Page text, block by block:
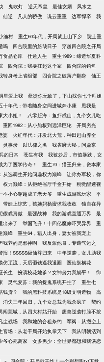
鬼吹灯 逆天帝皇 最佳女婿
风水之
仙逆 凡人的骄傲 谍云重重 边军悍卒
我
渔村 重生60年代，开局就上山下乡
院士重
吗 四合院里的悠哉日子
穿越四合院之开局
食品仓库 仕途人生
重生1989：缔造华夏科
四合院：我要扛起这个家
四合院的钓鱼
转身考上省组部 四合院之破落户翻身
仙王
星爱上我
孽徒你无敌了，下山找你七个师姐
十年代：带着随身空间进城奔小康
甩我是
大小姐！
八零赶海：鱼虾成山，九个女儿吃
重回1982：从小舢板到远洋巨轮
开局穷光
婆
火红年代：开发北大荒，种田赶山养全
灵事录 以法律之名
我省府大秘，问鼎京
的日常 苍生有我
我被炒后，市值暴跌，女
为了医学传奇！
重生70：猎王归来，资本家
从选调生开始问鼎权力巅峰
让你办军校，你
权力巅峰：从拒绝省厅千金开始
刚觉醒透视
不小心穿越成了老天爷 重生成游戏玩家
平
带娃上综艺，孩她妈杨蜜求我收敛
独自在异
假戏真做 最强战神 我的游戏直通万界
最
出来了 举国飞升！十四亿魔修吓哭异界
重
巅峰
重生64，猎人出身，妻女被我宠上
我养的是邪神啊
我反派他哥，专薅气运之
报！SSSSS级仙尊归来
中年逆袭，女儿助我
仿顶流，天后砸钱逼我退圈
医仙纵横花
长生 扮演校花她爹？女神努力我躺平！
御
灵气复苏：我的捉鬼系统开挂了
重生七
钱货？ 我的黑科技系统是18级文明造物
高
消失三年回归，九个女总裁为我杀疯了
契约
闯莞城，从四大村姑开始
废兽逆袭打脸不按
尘战场 我和她的合租条约
军阀：从搬空上
官场：从老干局开始执掌天下
我从明朝活到
爷心死离家
女多男少：全世界都想和我谈恋
-